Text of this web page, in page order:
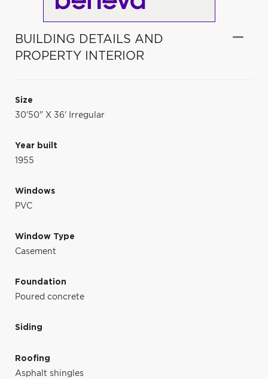
BUILDING DETAILS AND
PROPERTY INTERIOR
Size
30'50" X 36' Irregular
Year built
1955
Windows
PVC
Window Type
Casement
Foundation
Poured concrete
Siding
Roofing
Asphalt shingles